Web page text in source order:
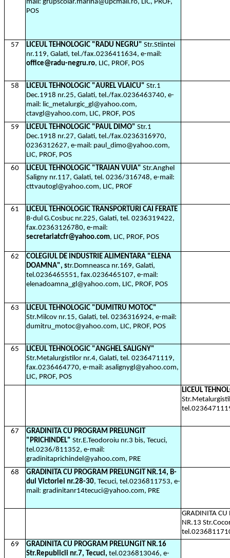
mail: grupscolar.marina@upcmail.ro, LIC, PROF,
POS
57 LICEUL TEHNOLOGIC "RADU NEGRU" Str.Stiintei
nr.119, Galati, tel./fax.0236411634, e-mail:
office@radu-negru.ro, LIC, PROF, POS
58 LICEUL TEHNOLOGIC "AUREL VLAICU" Str.1
Dec.1918 nr.25, Galati, tel./fax.0236463740, e-
mail: lic_metalurgic_gl@yahoo.com,
ctavgl@yahoo.com, LIC, PROF, POS
59
LICEUL TEHNOLOGIC "PAUL DIMO" Str.1
Dec.1918 nr.27, Galati, tel./fax.0236316970,
0236312627, e-mail: paul_dimo@yahoo.com,
LIC, PROF, POS
60
LICEUL TEHNOLOGIC "TRAIAN VUIA" Str.Anghel
Saligny nr.117, Galati, tel. 0236/316748, e-mail:
cttvautogl@yahoo.com, LIC, PROF
61
LICEUL TEHNOLOGIC TRANSPORTURI CAI FERATE
B-dul G.Cosbuc nr.225, Galati, tel. 0236319422,
fax.02363126780, e-mail:
secretariatcfr@yahoo.com, LIC, PROF, POS
62
COLEGIUL DE INDUSTRIE ALIMENTARA "ELENA
DOAMNA", str.Domneasca nr.169, Galati,
tel.0236465551, fax.0236465107, e-mail:
elenadoamna_gl@yahoo.com, LIC, PROF, POS
63
LICEUL TEHNOLOGIC "DUMITRU MOTOC"
Str.Milcov nr.15, Galati, tel. 0236316924, e-mail:
dumitru_motoc@yahoo.com, LIC, PROF, POS
65
LICEUL TEHNOLOGIC "ANGHEL SALIGNY"
Str.Metalurgistilor nr.4, Galati, tel. 0236471119,
fax.0236464770, e-mail: asalignygl@yahoo.com,
LIC, PROF, POS
LICEUL
67
GRADINITA CU PROGRAM PRELUNGIT
"PRICHINDEL" Str.E.Teodoroiu nr.3 bis, Tecuci,
tel.0236/811352, e-mail:
gradinitaprichindel@yahoo.com, PRE
68
GRADINITA CU PROGRAM PRELUNGIT NR.14, B-
dul Victoriei nr.28-30, Tecuci, tel.0236811753, e-
mail: gradinitanr14tecuci@yahoo.com, PRE
GRADINITA
NR.13
69
GRADINITA CU PROGRAM PRELUNGIT NR.16
Str.Republicii nr.7, Tecuci, tel.0236813046, e-